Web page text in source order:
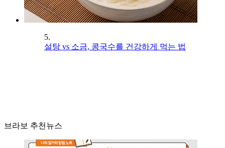
5.
설탕 vs 소금, 콩국수를 건강하게 먹는 법
브라보 추천뉴스